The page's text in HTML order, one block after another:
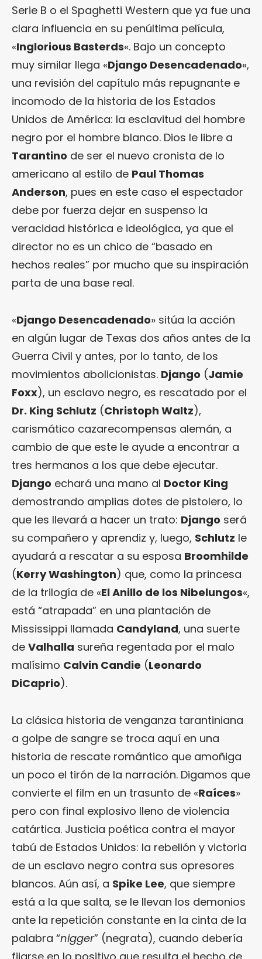
Serie B o el Spaghetti Western que ya fue una
clara influencia en su penúltima película,
«Inglorious Basterds«. Bajo un concepto
muy similar llega «Django Desencadenado«,
una revisión del capítulo más repugnante e
incomodo de la historia de los Estados
Unidos de América: la esclavitud del hombre
negro por el hombre blanco. Dios le libre a
Tarantino de ser el nuevo cronista de lo
americano al estilo de Paul Thomas
Anderson, pues en este caso el espectador
debe por fuerza dejar en suspenso la
veracidad histórica e ideológica, ya que el
director no es un chico de “basado en
hechos reales” por mucho que su inspiración
parta de una base real.
«Django Desencadenado» sitúa la acción
en algún lugar de Texas dos años antes de la
Guerra Civil y antes, por lo tanto, de los
movimientos abolicionistas. Django (Jamie
Foxx), un esclavo negro, es rescatado por el
Dr. King Schlutz (Christoph Waltz),
carismático cazarecompensas alemán, a
cambio de que este le ayude a encontrar a
tres hermanos a los que debe ejecutar.
Django echará una mano al Doctor King
demostrando amplias dotes de pistolero, lo
que les llevará a hacer un trato: Django será
su compañero y aprendiz y, luego, Schlutz le
ayudará a rescatar a su esposa Broomhilde
(Kerry Washington) que, como la princesa
de la trilogía de «El Anillo de los Nibelungos«,
está “atrapada” en una plantación de
Mississippi llamada Candyland, una suerte
de Valhalla sureña regentada por el malo
malísimo Calvin Candie (Leonardo
DiCaprio).
La clásica historia de venganza tarantiniana
a golpe de sangre se troca aquí en una
historia de rescate romántico que amoñiga
un poco el tirón de la narración. Digamos que
convierte el film en un trasunto de «Raíces»
pero con final explosivo lleno de violencia
catártica. Justicia poética contra el mayor
tabú de Estados Unidos: la rebelión y victoria
de un esclavo negro contra sus opresores
blancos. Aún así, a Spike Lee, que siempre
está a la que salta, se le llevan los demonios
ante la repetición constante en la cinta de la
palabra “nigger” (negrata), cuando debería